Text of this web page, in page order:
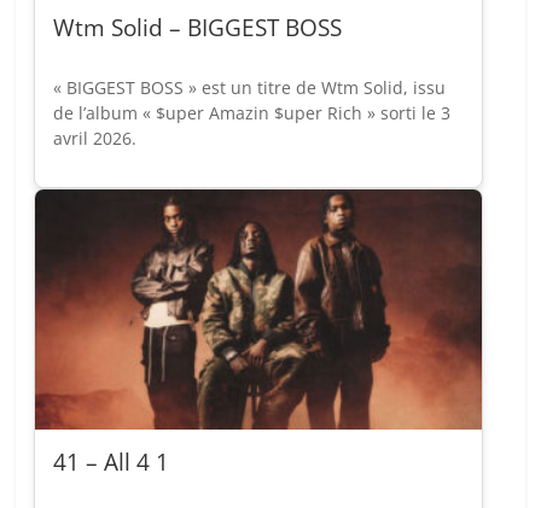
Wtm Solid – BIGGEST BOSS
« BIGGEST BOSS » est un titre de Wtm Solid, issu
de l’album « $uper Amazin $uper Rich » sorti le 3
avril 2026.
41 – All 4 1